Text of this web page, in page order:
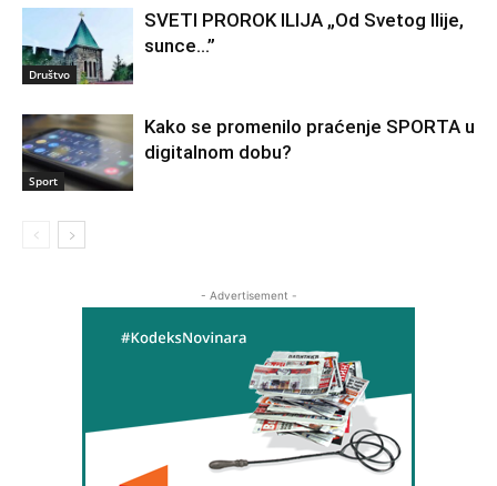
Društvo
SVETI PROROK ILIJA „Od Svetog Ilije,
sunce…”
Sport
Kako se promenilo praćenje SPORTA u
digitalnom dobu?
- Advertisement -